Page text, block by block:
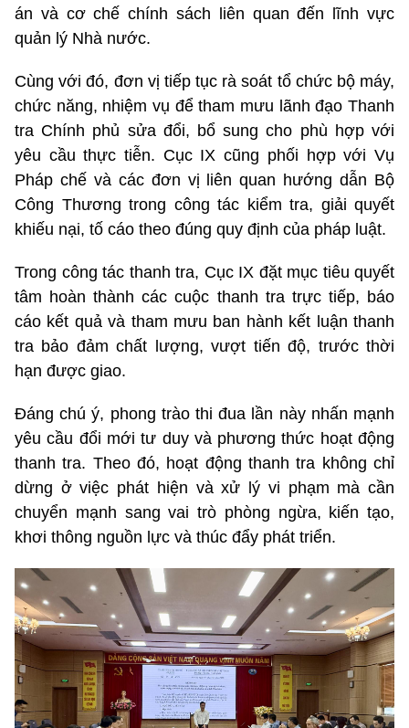
án và cơ chế chính sách liên quan đến lĩnh vực
quản lý Nhà nước.
Cùng với đó, đơn vị tiếp tục rà soát tổ chức bộ máy,
chức năng, nhiệm vụ để tham mưu lãnh đạo Thanh
tra Chính phủ sửa đổi, bổ sung cho phù hợp với
yêu cầu thực tiễn. Cục IX cũng phối hợp với Vụ
Pháp chế và các đơn vị liên quan hướng dẫn Bộ
Công Thương trong công tác kiểm tra, giải quyết
khiếu nại, tố cáo theo đúng quy định của pháp luật.
Trong công tác thanh tra, Cục IX đặt mục tiêu quyết
tâm hoàn thành các cuộc thanh tra trực tiếp, báo
cáo kết quả và tham mưu ban hành kết luận thanh
tra bảo đảm chất lượng, vượt tiến độ, trước thời
hạn được giao.
Đáng chú ý, phong trào thi đua lần này nhấn mạnh
yêu cầu đổi mới tư duy và phương thức hoạt động
thanh tra. Theo đó, hoạt động thanh tra không chỉ
dừng ở việc phát hiện và xử lý vi phạm mà cần
chuyển mạnh sang vai trò phòng ngừa, kiến tạo,
khơi thông nguồn lực và thúc đẩy phát triển.